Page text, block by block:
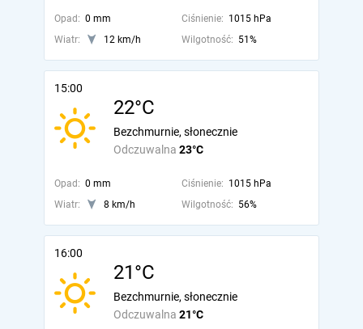
Opad: 0 mm Ciśnienie: 1015 hPa
Wiatr:
12 km/h Wilgotność: 51%
15:00
22°C
Odczuwalna 23°C
Bezchmurnie, słonecznie
Opad: 0 mm Ciśnienie: 1015 hPa
Wiatr:
8 km/h Wilgotność: 56%
16:00
21°C
Odczuwalna 21°C
Bezchmurnie, słonecznie